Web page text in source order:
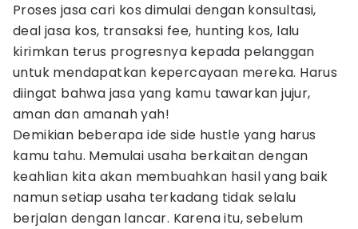
Proses jasa cari kos dimulai dengan konsultasi,
deal jasa kos, transaksi fee, hunting kos, lalu
kirimkan terus progresnya kepada pelanggan
untuk mendapatkan kepercayaan mereka. Harus
diingat bahwa jasa yang kamu tawarkan jujur,
aman dan amanah yah!
Demikian beberapa ide side hustle yang harus
kamu tahu. Memulai usaha berkaitan dengan
keahlian kita akan membuahkan hasil yang baik
namun setiap usaha terkadang tidak selalu
berjalan dengan lancar. Karena itu, sebelum